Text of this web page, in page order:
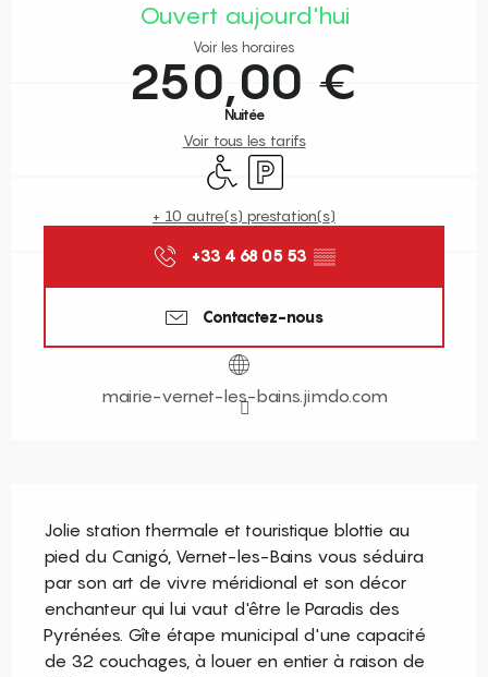
Ouvert aujourd'hui
Voir les horaires
250,00 €
Nuitée
Voir tous les tarifs
Accès handicapés
Parking
+ 10 autre(s) prestation(s)
+33 4 68 05 53 ▒▒
Contactez-nous
mairie-vernet-les-bains.jimdo.com
Jolie station thermale et touristique blottie au
pied du Canigó, Vernet-les-Bains vous séduira
par son art de vivre méridional et son décor
enchanteur qui lui vaut d'être le Paradis des
Pyrénées. Gîte étape municipal d'une capacité
de 32 couchages, à louer en entier à raison de